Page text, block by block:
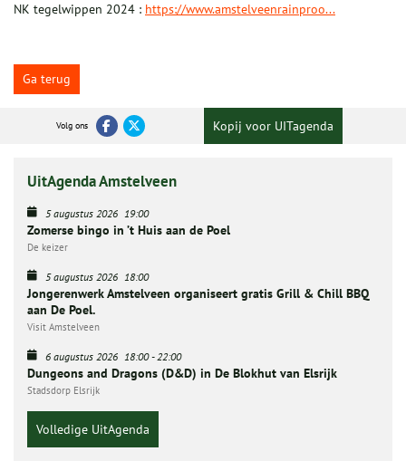
NK tegelwippen 2024 : https://www.amstelveenrainproo...
Ga terug
Volg ons Kopij voor UITagenda
UitAgenda Amstelveen
5 augustus 2026 19:00
Zomerse bingo in ’t Huis aan de Poel
De keizer
5 augustus 2026 18:00
Jongerenwerk Amstelveen organiseert gratis Grill & Chill BBQ
aan De Poel.
Visit Amstelveen
6 augustus 2026 18:00-22:00
Dungeons and Dragons (D&D) in De Blokhut van Elsrijk
Stadsdorp Elsrijk
Volledige UitAgenda